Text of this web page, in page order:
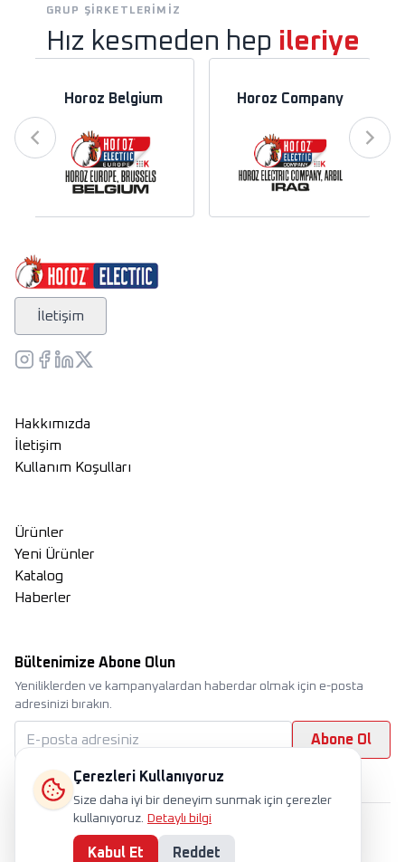
Çerezleri Kullanıyoruz
Size daha iyi bir deneyim sunmak için çerezler
kullanıyoruz. Detaylı bilgi
Kabul Et Reddet
GRUP ŞIRKETLERIMIZ
Hız kesmeden hep ileriye
Horoz Belgium Horoz Company
İletişim
Hakkımızda
İletişim
Kullanım Koşulları
Ürünler
Yeni Ürünler
Katalog
Haberler
Bültenimize Abone Olun
Yeniliklerden ve kampanyalardan haberdar olmak için e-posta
adresinizi bırakın.
Abone Ol
Çerez Politikası
Gizlilik Politikası